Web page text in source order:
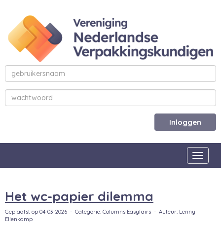
Inloggen
Het wc-papier dilemma
Geplaatst op 04-03-2026 - Categorie: Columns Easyfairs - Auteur: Lenny
Ellenkamp